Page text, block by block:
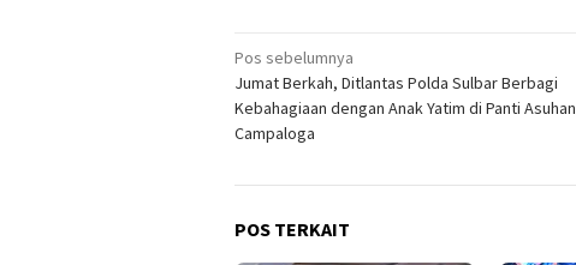
Navigasi
pos
Pos sebelumnya
Jumat Berkah, Ditlantas Polda Sulbar Berbagi
Kebahagiaan dengan Anak Yatim di Panti Asuhan
Campaloga
POS TERKAIT